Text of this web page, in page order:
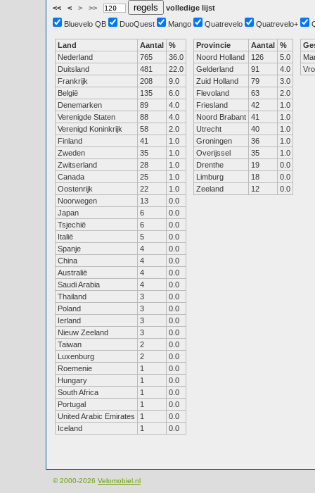
<< < > >>
volledige lijst
Bluevelo QB
DuoQuest Mango Quatrevelo Quatrevelo+
Land Aantal %
Nederland
765
36.0
Duitsland
481
22.0
Frankrijk
208
9.0
België
135
6.0
Denemarken
89
4.0
Verenigde Staten
88
4.0
Verenigd Koninkrijk
58
2.0
Finland
41
1.0
Zweden
35
1.0
Zwitserland
28
1.0
Canada
25
1.0
Oostenrijk
22
1.0
Noorwegen
13
0.0
Japan
6
0.0
Tsjechië
6
0.0
Italië
5
0.0
Spanje
4
0.0
China
4
0.0
Australië
4
0.0
Saudi Arabia
4
0.0
Thailand
3
0.0
Poland
3
0.0
Ierland
3
0.0
Nieuw Zeeland
3
0.0
Taiwan
2
0.0
Luxenburg
2
0.0
Roemenie
1
0.0
Hungary
1
0.0
South Africa
1
0.0
Portugal
1
0.0
United Arabic Emirates
1
0.0
Iceland
1 0.0
Provincie Aantal %
Noord Holland
126
5.0
Gelderland
91
4.0
Zuid Holland
79
3.0
Flevoland
63
2.0
Friesland
42
1.0
Noord Brabant 41
1.0
Utrecht
40
1.0
Groningen
36
1.0
Overijssel
35
1.0
Drenthe
19
0.0
Limburg
18
0.0
Zeeland
12 0.0
© 2000-2026 Velomobiel.nl